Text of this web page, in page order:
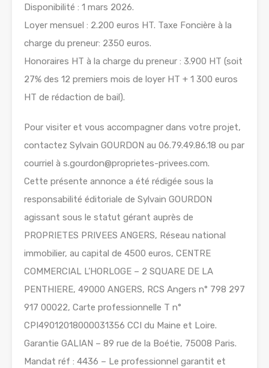
Disponibilité : 1 mars 2026.
Loyer mensuel : 2.200 euros HT. Taxe Foncière à la
charge du preneur: 2350 euros.
Honoraires HT à la charge du preneur : 3.900 HT (soit
27% des 12 premiers mois de loyer HT + 1 300 euros
HT de rédaction de bail).
Pour visiter et vous accompagner dans votre projet,
contactez Sylvain GOURDON au 06.79.49.86.18 ou par
courriel à s.gourdon@proprietes-privees.com.
Cette présente annonce a été rédigée sous la
responsabilité éditoriale de Sylvain GOURDON
agissant sous le statut gérant auprès de
PROPRIETES PRIVEES ANGERS, Réseau national
immobilier, au capital de 4500 euros, CENTRE
COMMERCIAL L’HORLOGE – 2 SQUARE DE LA
PENTHIERE, 49000 ANGERS, RCS Angers n° 798 297
917 00022, Carte professionnelle T n°
CPI49012018000031356 CCI du Maine et Loire.
Garantie GALIAN – 89 rue de la Boétie, 75008 Paris.
Mandat réf : 4436 – Le professionnel garantit et